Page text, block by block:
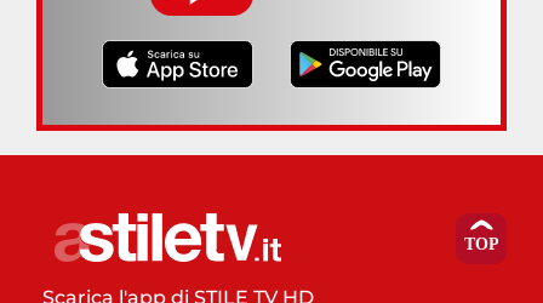
Scarica l'app di STILE TV HD